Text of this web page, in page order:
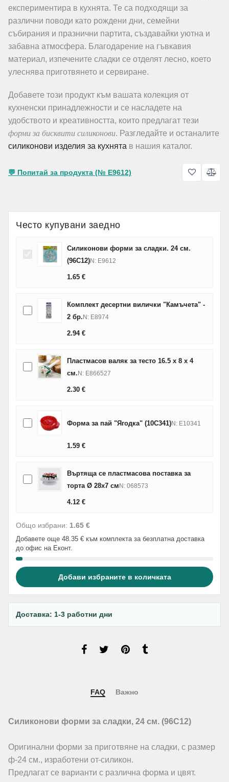
експериментира в кухнята. Те са подходящи за
различни поводи като рождени дни, семейни
събирания и празнични партита, създавайки уютна и
забавна атмосфера. Благодарение на гъвкавия
материал, изпечените сладки се отделят лесно, което
улеснява приготвянето и сервиране.
Добавете този продукт към вашата колекция от
кухненски принадлежности и се насладете на
удобството и креативността, които предлагат тези
форми за бисквити силиконови. Разгледайте и останалите
силиконови изделия за кухнята в нашия каталог.
💬 Попитай за продукта (№ E9612)
Често купувани заедно
Силиконови форми за сладки. 24 см.
(96C12)N: E9612
1.65 €
Комплект десертни вилички "Камъчета" -
2 бр.N: E8974
2.94 €
Пластмасов валяк за тесто 16.5 х 8 х 4
см.N: E866527
2.30 €
Форма за пай "Ягодка" (10C341)N: E10341
1.59 €
Въртяща се пластмасова поставка за
торта Ø 28х7 смN: 068573
4.12 €
Общо избрани: 1.65 €
Добавете още 48.35 € към комплекта за безплатна доставка
до офис на Еконт.
Добави избраните в количката
Доставка: 1-3 работни дни
FAQ Важно
Силиконови форми за сладки, 24 см. (96C12)
Оригинални форми за приготвяне на сладки, с размер
ф-24 см., изработени от силикон.
Предлагат се варианти с различна форма и цвят.